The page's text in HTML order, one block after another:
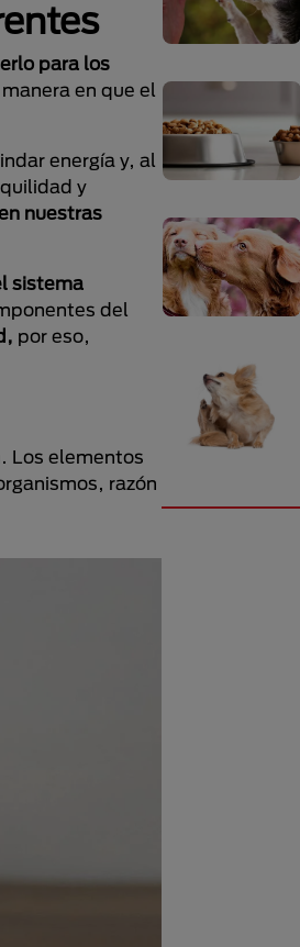
para los
en que el
energía y, al
y
nuestras
sistema
del
por eso,
Los elementos
razón